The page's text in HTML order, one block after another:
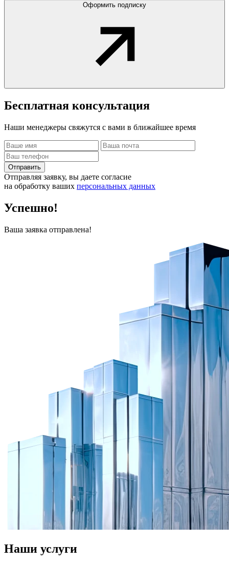
Оформить подписку
Бесплатная консультация
Наши менеджеры свяжутся с вами в ближайшее время
Отправить
Отправляя заявку, вы даете согласие
на обработку ваших персональных данных
Успешно!
Ваша заявка отправлена!
Наши услуги